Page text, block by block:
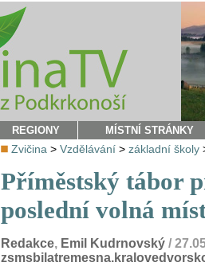
REGIONY MÍSTNÍ STRÁNKY
Zvičina > Vzdělávání > základní školy
Příměstský tábor
poslední volná
Redakce, Emil Kudrnovský /